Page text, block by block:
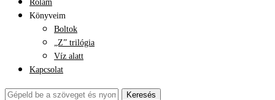
Rólam
Könyveim
Boltok
„Z” trilógia
Víz alatt
Kapcsolat
Keresés